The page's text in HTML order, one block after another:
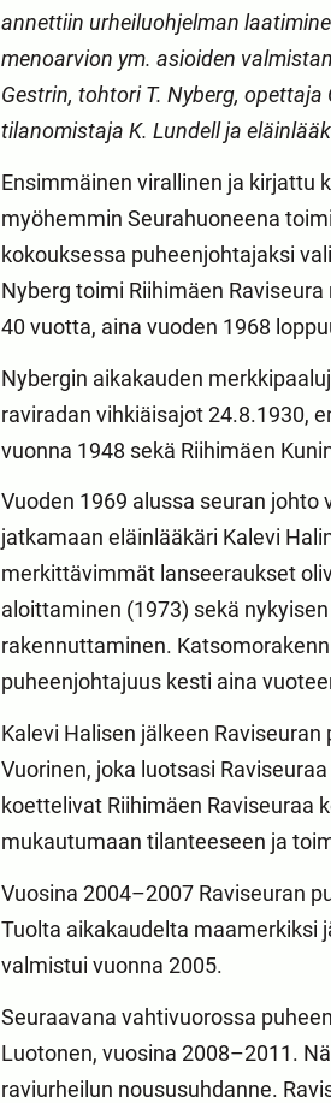
annettiin urheiluohjelman
menoarvion ym. asioiden
Gestrin, tohtori T. Nyberg,
tilanomistaja K. Lundell ja
Ensimmäinen virallinen ja kirjattu
myöhemmin Seurahuoneena
kokouksessa puheenjohtajaksi
Nyberg toimi Riihimäen
40 vuotta, aina vuoden 1968
Nybergin aikakauden
raviradan vihkiäisajot 24.8.1930,
vuonna 1948 sekä Riihimäen
Vuoden 1969 alussa seuran
jatkamaan eläinlääkäri Kalevi
merkittävimmät lanseeraukset
aloittaminen (1973) sekä
rakennuttaminen.
puheenjohtajuus kesti aina
Kalevi Halisen jälkeen
Vuorinen, joka luotsasi
koettelivat Riihimäen Raviseuraa
mukautumaan tilanteeseen ja
Vuosina 2004–2007 Raviseuran
Tuolta aikakaudelta maamerkiksi
valmistui vuonna 2005.
Seuraavana vahtivuorossa
Luotonen, vuosina 2008–2011.
raviurheilun noususuhdanne.